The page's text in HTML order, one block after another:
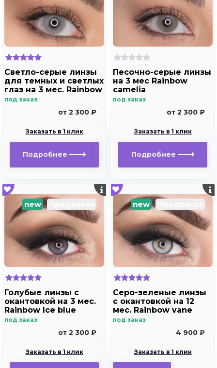
Светло-серые линзы
для темных и светлых
глаз на 3 мес. Rainbow
ice
под заказ
от 2 300 ₽
Заказать в 1 клик
Подробнее
Песочно-серые линзы
на 3 мес Rainbow
camelia
под заказ
от 2 300 ₽
Заказать в 1 клик
Подробнее
new
Голубые линзы с
окантовкой на 3 мес.
Rainbow Ice blue
под заказ
от 2 300 ₽
Заказать в 1 клик
new
Серо-зеленые линзы
с окантовкой на 12
мес. Rainbow vane
под заказ
4 900 ₽
Заказать в 1 клик